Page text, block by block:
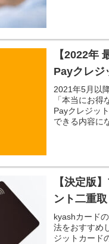
【2022年
Payクレジ
2021年5月以
「本当にお
Payクレジッ
できる内容に
【決定版
ント二重
kyashカード
法をおすすめ
ジットカード